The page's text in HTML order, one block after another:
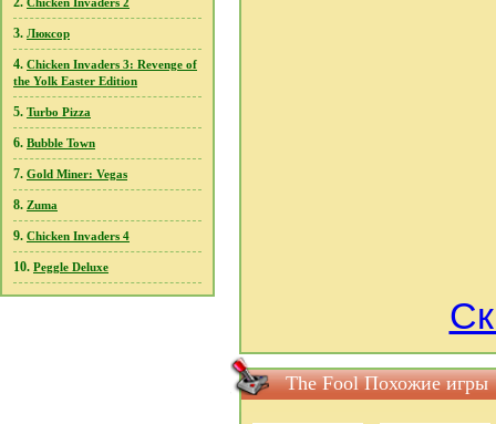
Chicken Invaders 2
3. Люксор
4. Chicken Invaders 3: Revenge of
the Yolk Easter Edition
5. Turbo Pizza
6. Bubble Town
7. Gold Miner: Vegas
8. Zuma
9. Chicken Invaders 4
10. Peggle Deluxe
The Fool Похожие игры